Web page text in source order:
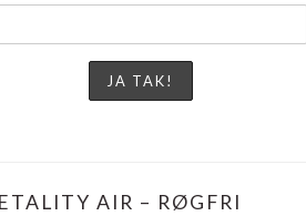
AIR – RØGFRI